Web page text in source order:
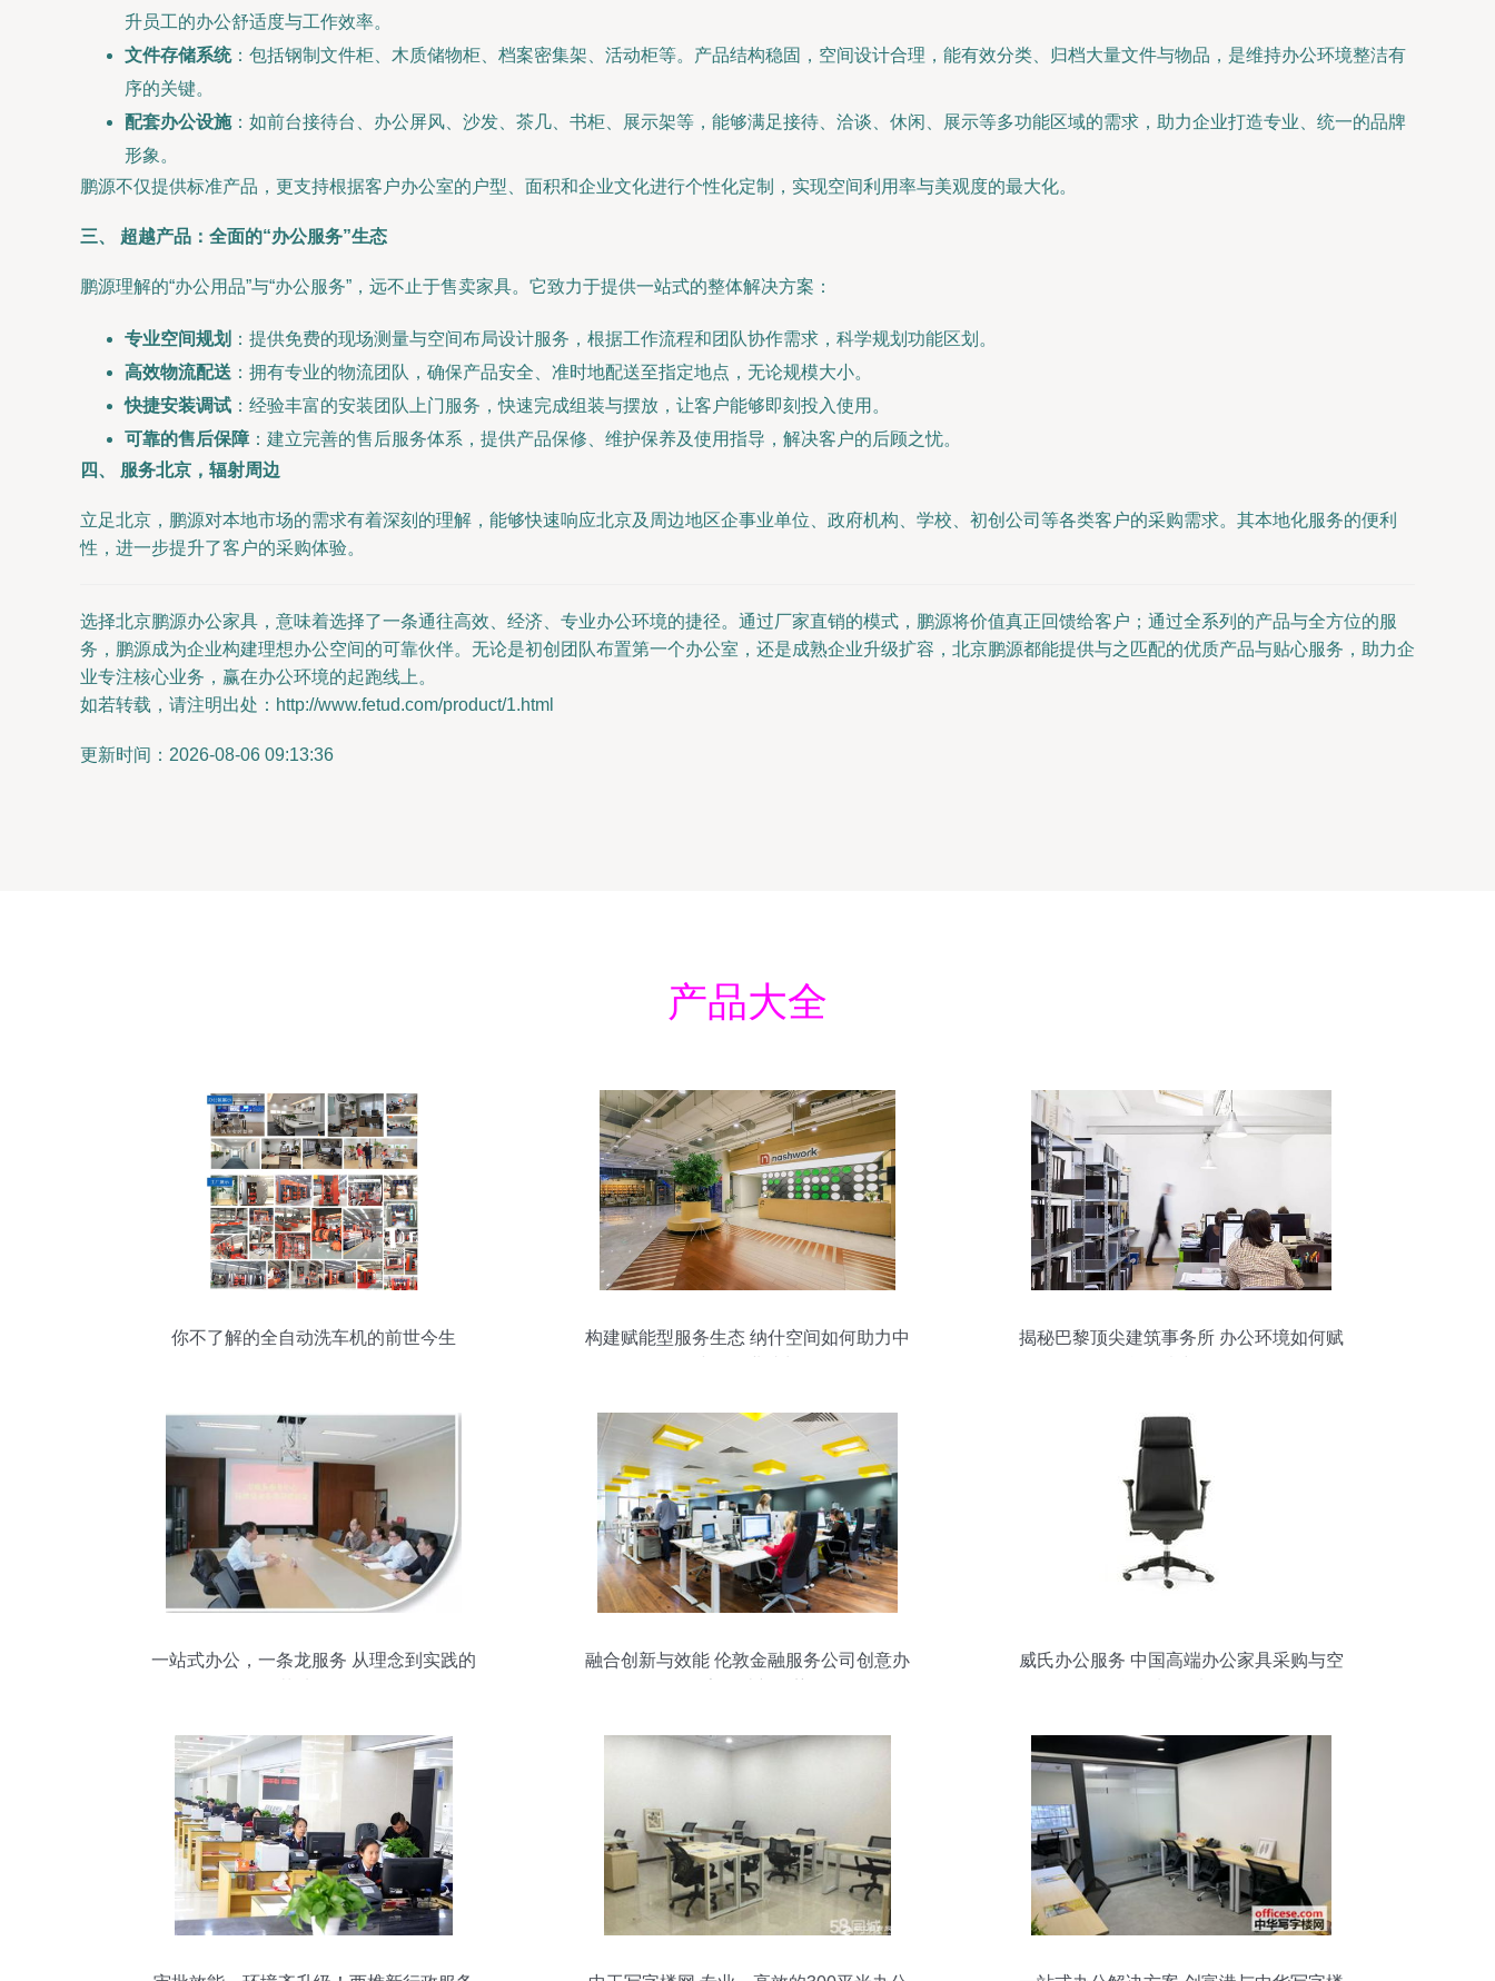
升员工的办公舒适度与工作效率。
文件存储系统：包括钢制文件柜、木质储物柜、档案密集架、活动柜等。产品结构稳固，空间设计合理，能有效分类、归档大量文件与物品，是维持办公环境整洁有
序的关键。
配套办公设施：如前台接待台、办公屏风、沙发、茶几、书柜、展示架等，能够满足接待、洽谈、休闲、展示等多功能区域的需求，助力企业打造专业、统一的品牌
形象。
鹏源不仅提供标准产品，更支持根据客户办公室的户型、面积和企业文化进行个性化定制，实现空间利用率与美观度的最大化。
三、 超越产品：全面的“办公服务”生态
鹏源理解的“办公用品”与“办公服务”，远不止于售卖家具。它致力于提供一站式的整体解决方案：
专业空间规划 ：提供免费的现场测量与空间布局设计服务，根据工作流程和团队协作需求，科学规划功能区划。
高效物流配送 ：拥有专业的物流团队，确保产品安全、准时地配送至指定地点，无论规模大小。
快捷安装调试 ：经验丰富的安装团队上门服务，快速完成组装与摆放，让客户能够即刻投入使用。
可靠的售后保障：建立完善的售后服务体系，提供产品保修、维护保养及使用指导，解决客户的后顾之忧。
四、 服务北京，辐射周边
立足北京，鹏源对本地市场的需求有着深刻的理解，能够快速响应北京及周边地区企事业单位、政府机构、学校、初创公司等各类客户的采购需求。其本地化服务的便利
性，进一步提升了客户的采购体验。
选择北京鹏源办公家具，意味着选择了一条通往高效、经济、专业办公环境的捷径。通过厂家直销的模式，鹏源将价值真正回馈给客户；通过全系列的产品与全方位的服
务，鹏源成为企业构建理想办公空间的可靠伙伴。无论是初创团队布置第一个办公室，还是成熟企业升级扩容，北京鹏源都能提供与之匹配的优质产品与贴心服务，助力企
业专注核心业务，赢在办公环境的起跑线上。
如若转载，请注明出处：http://www.fetud.com/product/1.html
更新时间：2026-08-06 09:13:36
产品大全
你不了解的全自动洗车机的前世今生
构建赋能型服务生态 纳什空间如何助力中
揭秘巴黎顶尖建筑事务所 办公环境如何赋
一站式办公，一条龙服务 从理念到实践的
融合创新与效能 伦敦金融服务公司创意办
威氏办公服务 中国高端办公家具采购与空